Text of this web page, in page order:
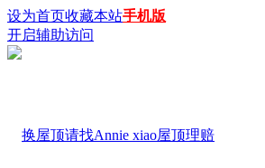
设为首页收藏本站手机版
开启辅助访问